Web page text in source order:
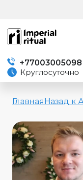
+77003005098
Круглосуточно
ГлавнаяНазад к